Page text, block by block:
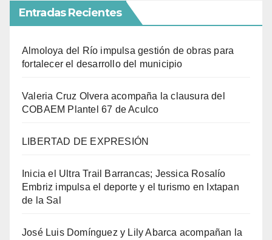
Entradas Recientes
Almoloya del Río impulsa gestión de obras para
fortalecer el desarrollo del municipio
Valeria Cruz Olvera acompaña la clausura del
COBAEM Plantel 67 de Aculco
LIBERTAD DE EXPRESIÓN
Inicia el Ultra Trail Barrancas; Jessica Rosalío
Embriz impulsa el deporte y el turismo en Ixtapan
de la Sal
José Luis Domínguez y Lily Abarca acompañan la